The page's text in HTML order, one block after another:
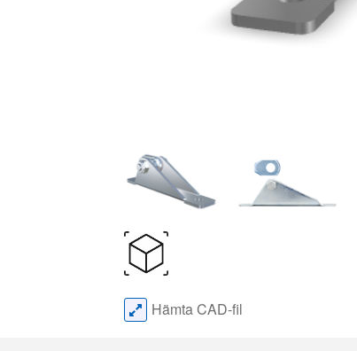
Hämta CAD-fil